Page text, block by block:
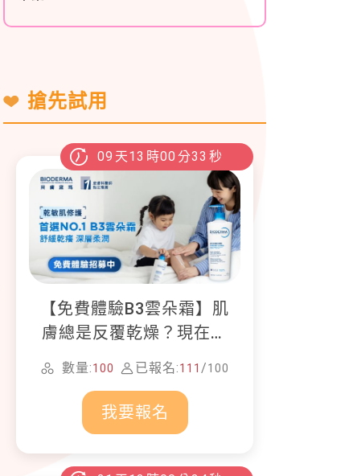
搶先試用
09 天13 時00 分32 秒
【免費體驗B3雲朵霜】肌
膚總是反覆乾燥？現在就
加入貝膚黛瑪修護體驗計
畫！
數量:100 已報名:111 /100
我要報名